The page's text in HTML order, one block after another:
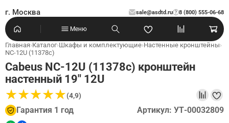
г. Москва sale@asdtd.ru 8 (800) 555-06-68
?
Меню
Главная›Каталог›Шкафы и комплектующие›Настенные кронштейны›
NC-12U (11378c)
Cabeus NC-12U (11378c) кронштейн
настенный 19" 12U
★★★★★
★★★★★(4,9)
Гарантия 1 год Артикул: УТ-00032809